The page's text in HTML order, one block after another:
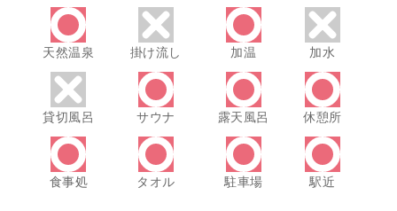
天然温泉 掛け流し 加温 加水
貸切風呂 サウナ 露天風呂 休憩所
食事処 タオル 駐車場 駅近